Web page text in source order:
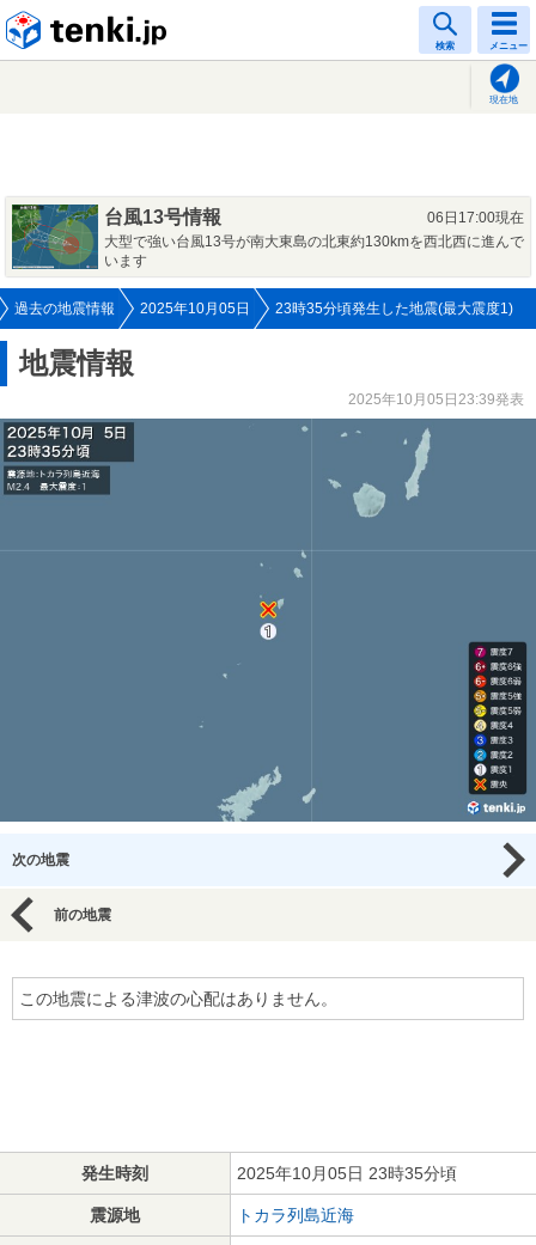
検索 メニュー
現在地
台風13号情報
06日17:00現在
大型で強い台風13号が南大東島の北東約130kmを西北西に進んで
います
過去の地震情報 2025年10月05日 23時35分頃発生した地震(最大震度1)
地震情報
2025年10月05日23:39発表
次の地震
前の地震
この地震による津波の心配はありません。
発生時刻 2025年10月05日 23時35分頃
震源地 トカラ列島近海